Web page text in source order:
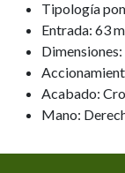
Tipología
Entrada: 63
Acabado:
Mano: